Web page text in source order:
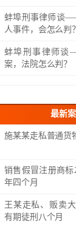
蚌埠刑事律师谈
人事件，会怎么判？
蚌埠刑事律师谈
案，法院怎么判？
最新
施某某走私普通货
销售假冒注册商标
年四个月
王某走私、贩卖
有期徒刑八个月